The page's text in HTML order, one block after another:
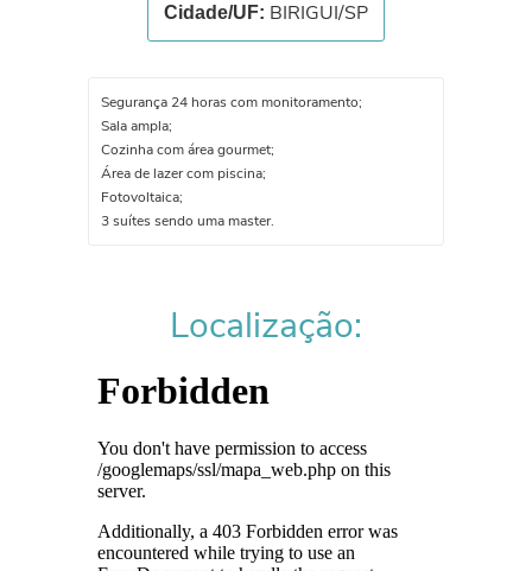
Cidade/UF: BIRIGUI/SP
Segurança 24 horas com monitoramento;
Sala ampla;
Cozinha com área gourmet;
Área de lazer com piscina;
Fotovoltaica;
3 suítes sendo uma master.
Localização: